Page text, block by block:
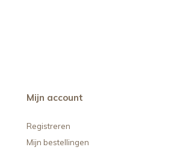
Mijn account
Registreren
Mijn bestellingen